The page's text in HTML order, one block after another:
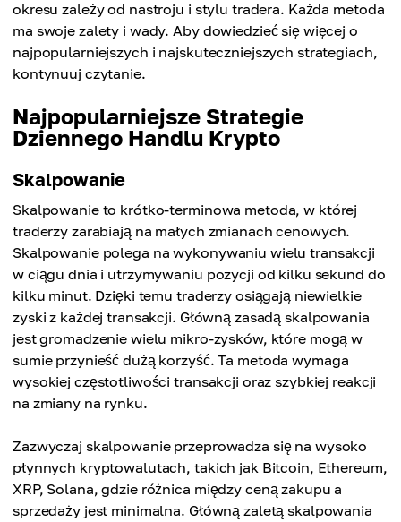
okresu zależy od nastroju i stylu tradera. Każda metoda
ma swoje zalety i wady. Aby dowiedzieć się więcej o
najpopularniejszych i najskuteczniejszych strategiach,
kontynuuj czytanie.
Najpopularniejsze Strategie
Dziennego Handlu Krypto
Skalpowanie
Skalpowanie to krótko-terminowa metoda, w której
traderzy zarabiają na małych zmianach cenowych.
Skalpowanie polega na wykonywaniu wielu transakcji
w ciągu dnia i utrzymywaniu pozycji od kilku sekund do
kilku minut. Dzięki temu traderzy osiągają niewielkie
zyski z każdej transakcji. Główną zasadą skalpowania
jest gromadzenie wielu mikro-zysków, które mogą w
sumie przynieść dużą korzyść. Ta metoda wymaga
wysokiej częstotliwości transakcji oraz szybkiej reakcji
na zmiany na rynku.
Zazwyczaj skalpowanie przeprowadza się na wysoko
płynnych kryptowalutach, takich jak Bitcoin, Ethereum,
XRP, Solana, gdzie różnica między ceną zakupu a
sprzedaży jest minimalna. Główną zaletą skalpowania